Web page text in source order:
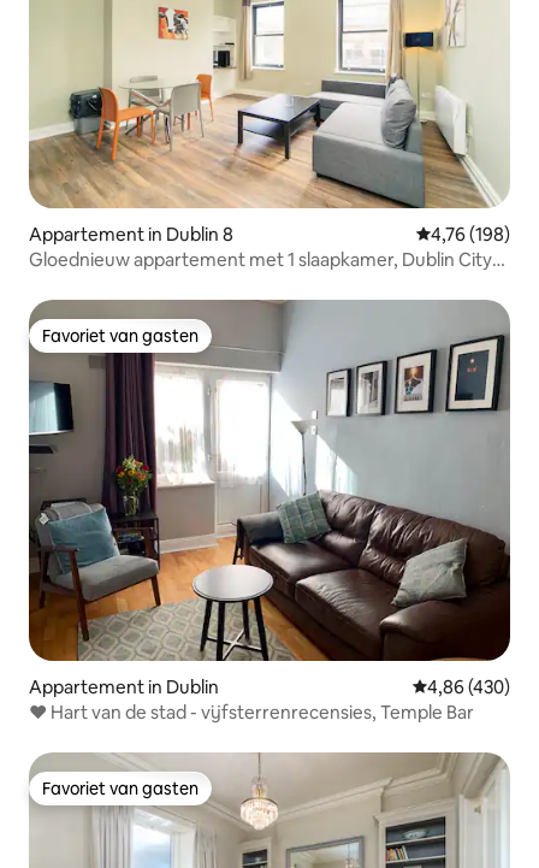
Appartement in Dublin 8 Gemiddelde
4,76 (198)
Gloednieuw appartement met 1 slaapkamer, Dublin City
Favoriet van gasten
Favoriet van gasten
Appartement in Dublin Gemiddelde
4,86 (430)
❤️ Hart van de stad - vijfsterrenrecensies, Temple Bar
Favoriet van gasten
Favoriet van gasten